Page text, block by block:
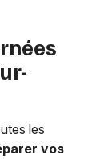
les
vos